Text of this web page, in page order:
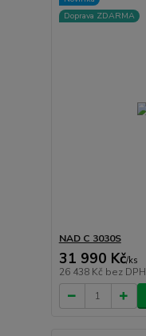
Doprava ZDARMA
NAD C 3030S
31 990 Kč/ks
26 438 Kč bez DPH